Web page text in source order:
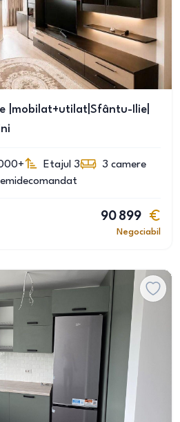
|mobilat+utilat|Sfântu-Ilie|
Etajul 3 3 camere
90 899
Negociabil